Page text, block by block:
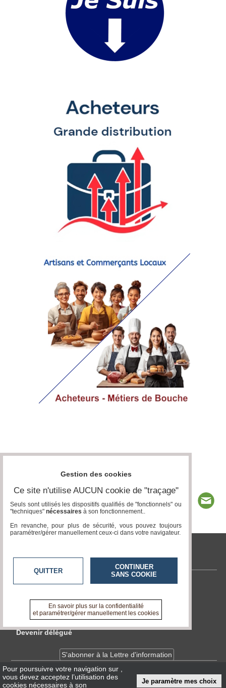
tvlocale.fr
En savoir +
A propos de tvlocale.fr
Devenir délégué
S'abonner à la Lettre d'information
InfosCNIL/RGPD
Pour poursuivre votre navigation sur
vous devez acceptez l’utilisation des
cookies nécessaires à son
Je paramètre mes choix
Gestion des cookies
Ce site n'utilise AUCUN cookie de "traçage"
Seuls sont utilisés les dispositifs qualifiés de "fonctionnels" ou
"techniques" nécessaires à son fonctionnement..
En revanche, pour plus de sécurité, vous pouvez toujours
paramétrer/gérer manuellement ceux-ci dans votre navigateur.
QUITTER
CONTINUER
SANS COOKIE
En savoir plus sur la confidentialité
et paramétrer/gérer manuellement les cookies